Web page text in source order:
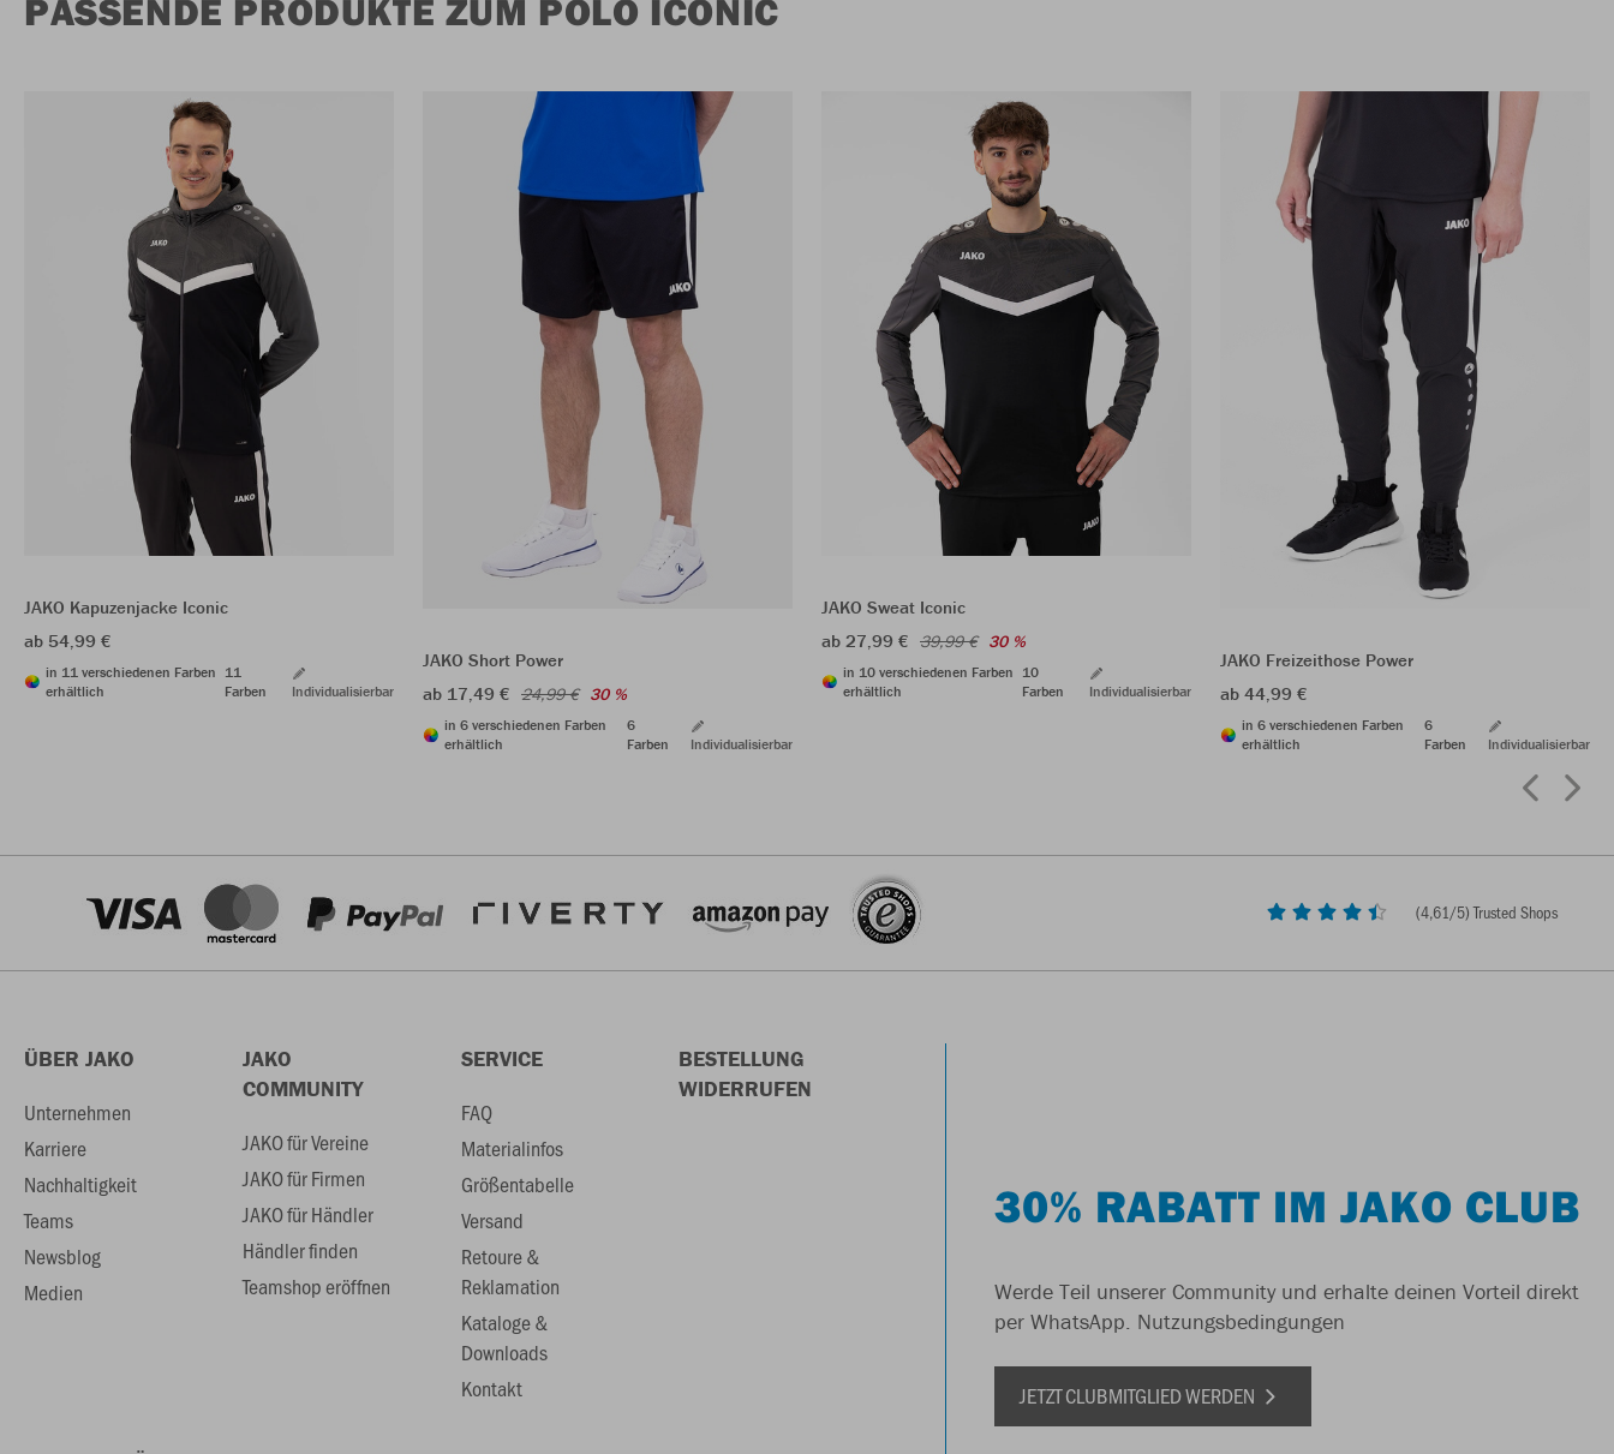
PASSENDE PRODUKTE ZUM POLO ICONIC
JAKO Kapuzenjacke Iconic
ab 54,99 €
in 11 verschiedenen Farben
erhältlich
11
Farben
Individualisierbar
JAKO Short Power
ab 17,49 € 24,99 € 30 %
in 6 verschiedenen Farben
erhältlich
6
Farben
Individualisierbar
JAKO Sweat Iconic
ab 27,99 € 39,99 € 30 %
in 10 verschiedenen Farben
erhältlich
10
Farben
Individualisierbar
JAKO Freizeithose Power
ab 44,99 €
in 6 verschiedenen Farben
erhältlich
6
Farben
Individualisierbar
(4,61/5) Trusted Shops
ÜBER JAKO
Unternehmen
Karriere
Nachhaltigkeit
Teams
Newsblog
Medien
JAKO
COMMUNITY
JAKO für Vereine
JAKO für Firmen
JAKO für Händler
Händler finden
Teamshop eröffnen
SERVICE
FAQ
Materialinfos
Größentabelle
Versand
Retoure &
Reklamation
Kataloge &
Downloads
Kontakt
BESTELLUNG
WIDERRUFEN
30% RABATT IM JAKO CLUB
Werde Teil unserer Community und erhalte deinen Vorteil direkt
per WhatsApp. Nutzungsbedingungen
JETZT CLUBMITGLIED WERDEN